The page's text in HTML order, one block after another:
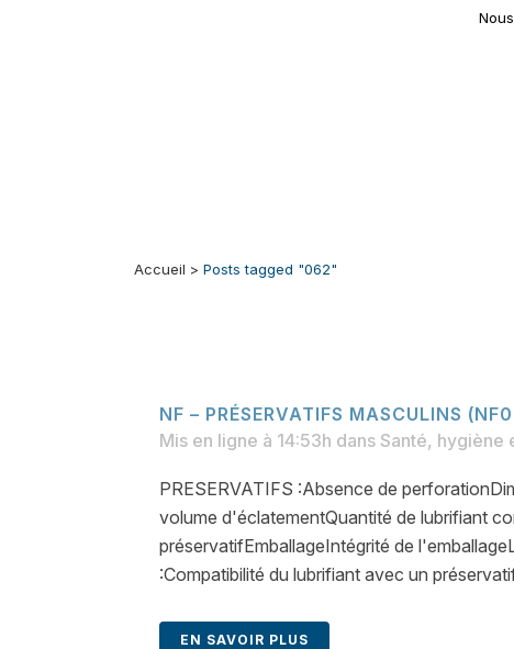
Accueil > Posts tagged "062"
NF – PRÉSERVATIFS MASCULINS
Mis en ligne à 14:53h dans Santé, hygiène
PRESERVATIFS :Absence de
volume d'éclatementQuantité de lubrifiant
préservatifEmballageIntégrité de
:Compatibilité du lubrifiant avec un
EN SAVOIR PLUS